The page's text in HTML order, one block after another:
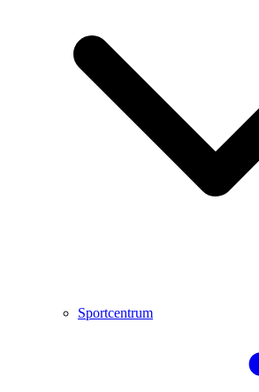
Sportcentrum